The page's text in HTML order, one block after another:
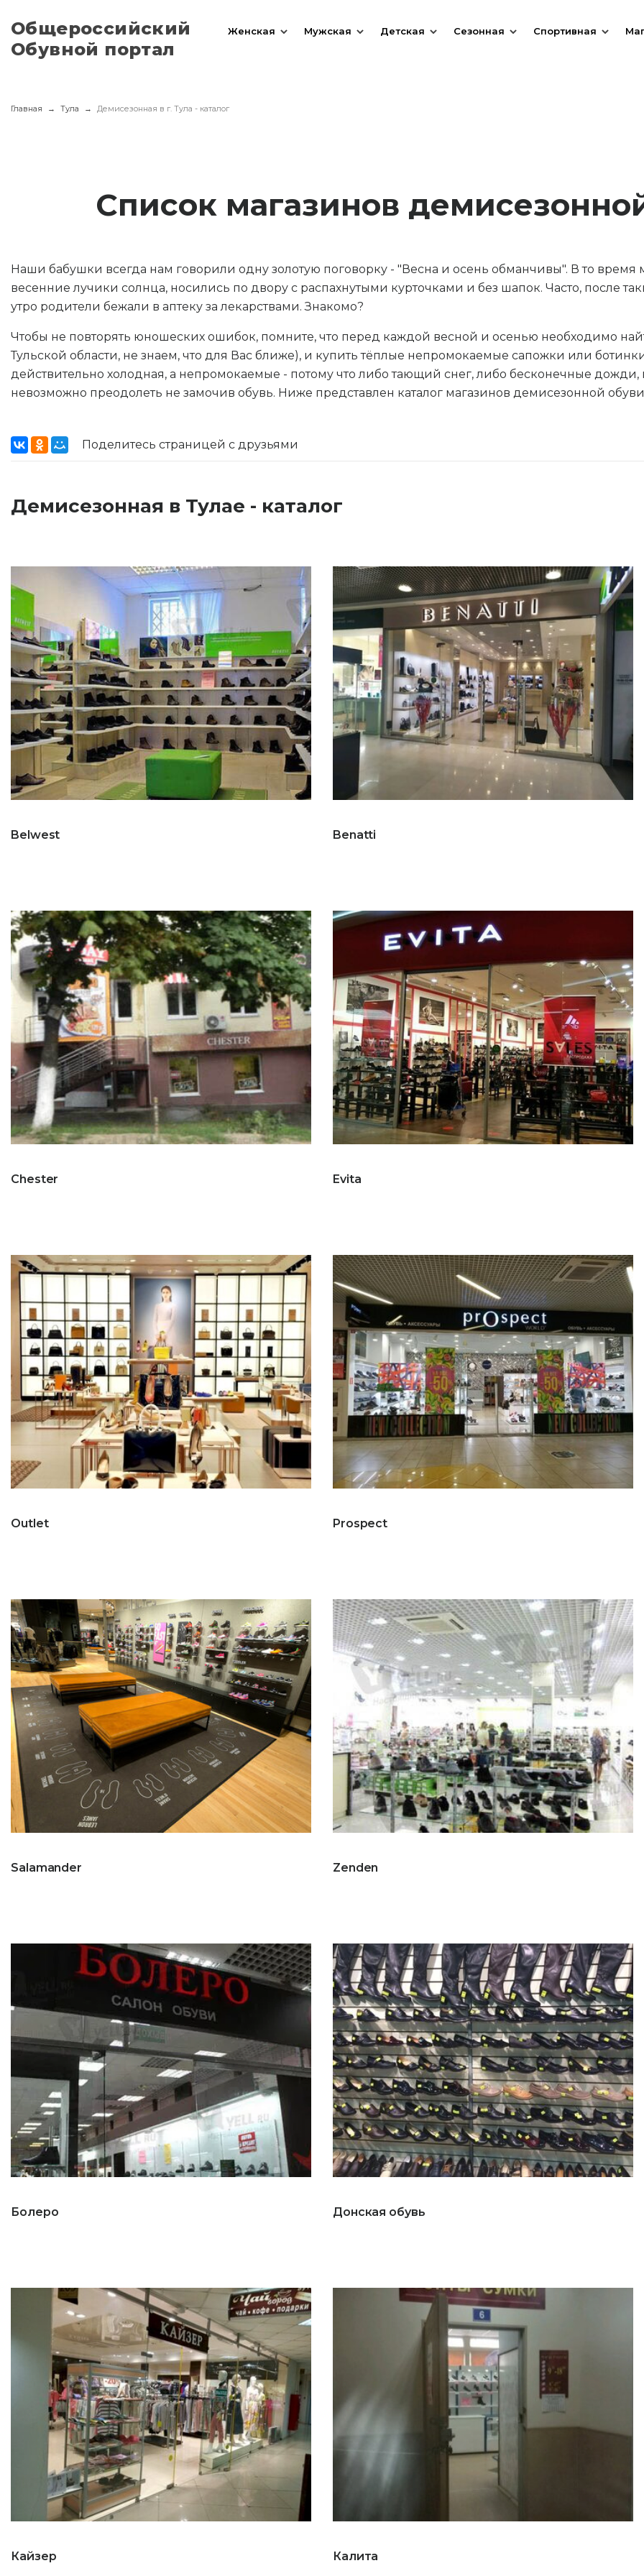
Общероссийский
Обувной портал
Женская Мужская Детская Сезонная Спортивная
Главная Тула Демисезонная в г. Тула - каталог
Список магазинов
Наши бабушки всегда нам говорили одну золотую поговорку - "Весна и осень обманчивы". В то время
весенние лучики солнца, носились по двору с распахнутыми курточками и без шапок. Часто, после
утро родители бежали в аптеку за лекарствами. Знакомо?
Чтобы не повторять юношеских ошибок, помните, что перед каждой весной и осенью необходимо
Тульской области, не знаем, что для Вас ближе), и купить тёплые непромокаемые сапожки или
действительно холодная, а непромокаемые - потому что либо тающий снег, либо бесконечные
невозможно преодолеть не замочив обувь. Ниже представлен каталог магазинов демисезонной
Поделитесь страницей с друзьями
Демисезонная в Тулае - каталог
Belwest Benatti
Chester Evita
Outlet Prospect
Salamander Zenden
Болеро Донская обувь
Кайзер Калита